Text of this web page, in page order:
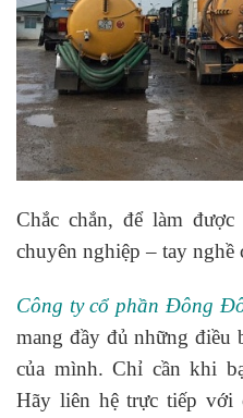
Chắc chắn, để làm
chuyên nghiệp – tay nghề
Công ty cổ phần Đông
mang đầy đủ những điều
của mình. Chỉ cần khi
Hãy liên hệ trực tiếp với